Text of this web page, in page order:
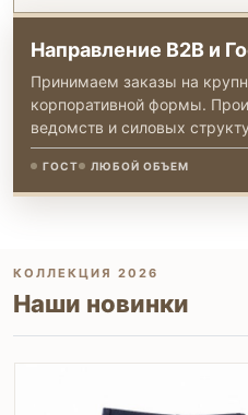
Направление B2B и
Принимаем заказы на
корпоративной формы.
ведомств и силовых
ГОСТ ЛЮБОЙ ОБЪЕМ
КОЛЛЕКЦИЯ 2026
Наши новинки